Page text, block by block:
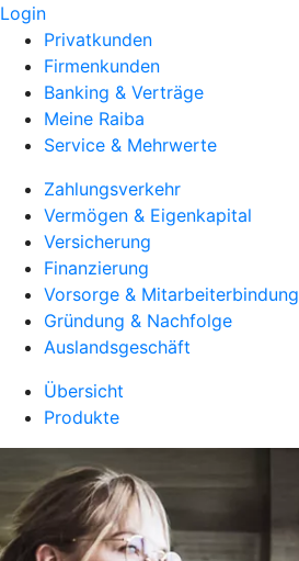
Login
Privatkunden
Firmenkunden
Banking & Verträge
Meine Raiba
Service & Mehrwerte
Zahlungsverkehr
Vermögen & Eigenkapital
Versicherung
Finanzierung
Vorsorge & Mitarbeiterbindung
Gründung & Nachfolge
Auslandsgeschäft
Übersicht
Produkte